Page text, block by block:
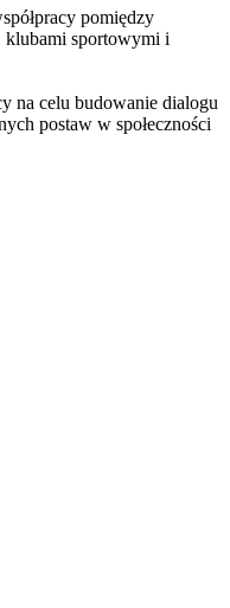
pomiędzy
klubami sportowymi i
na celu budowanie dialogu
postaw w społeczności